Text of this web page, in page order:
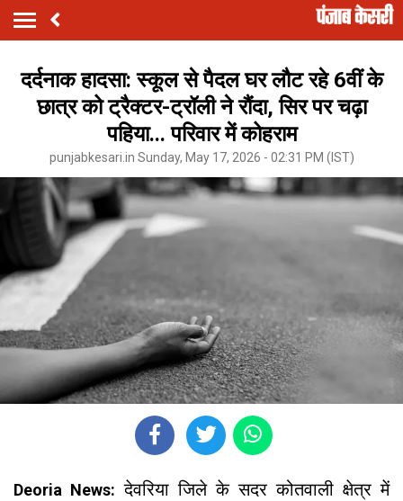
दर्दनाक हादसा: स्कूल से पैदल घर लौट रहे 6वीं के
छात्र को ट्रैक्टर-ट्रॉली ने रौंदा, सिर पर चढ़ा
पहिया... परिवार में कोहराम
punjabkesari.in Sunday, May 17, 2026 - 02:31 PM (IST)
Deoria News: देवरिया जिले के सदर कोतवाली क्षेत्र में